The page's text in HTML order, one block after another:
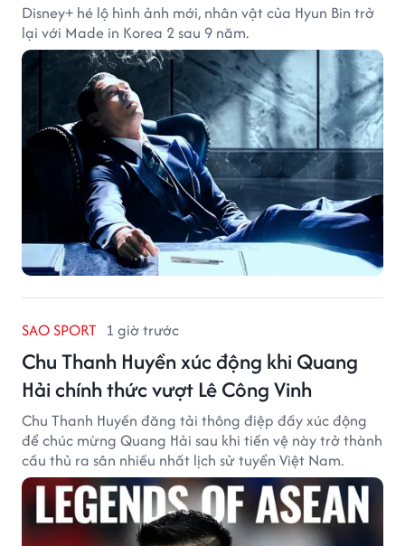
Disney+ hé lộ hình ảnh mới, nhân vật của Hyun Bin trở
lại với Made in Korea 2 sau 9 năm.
SAO SPORT 1 giờ trước
Chu Thanh Huyền xúc động khi Quang
Hải chính thức vượt Lê Công Vinh
Chu Thanh Huyền đăng tải thông điệp đầy xúc động
để chúc mừng Quang Hải sau khi tiền vệ này trở thành
cầu thủ ra sân nhiều nhất lịch sử tuyển Việt Nam.